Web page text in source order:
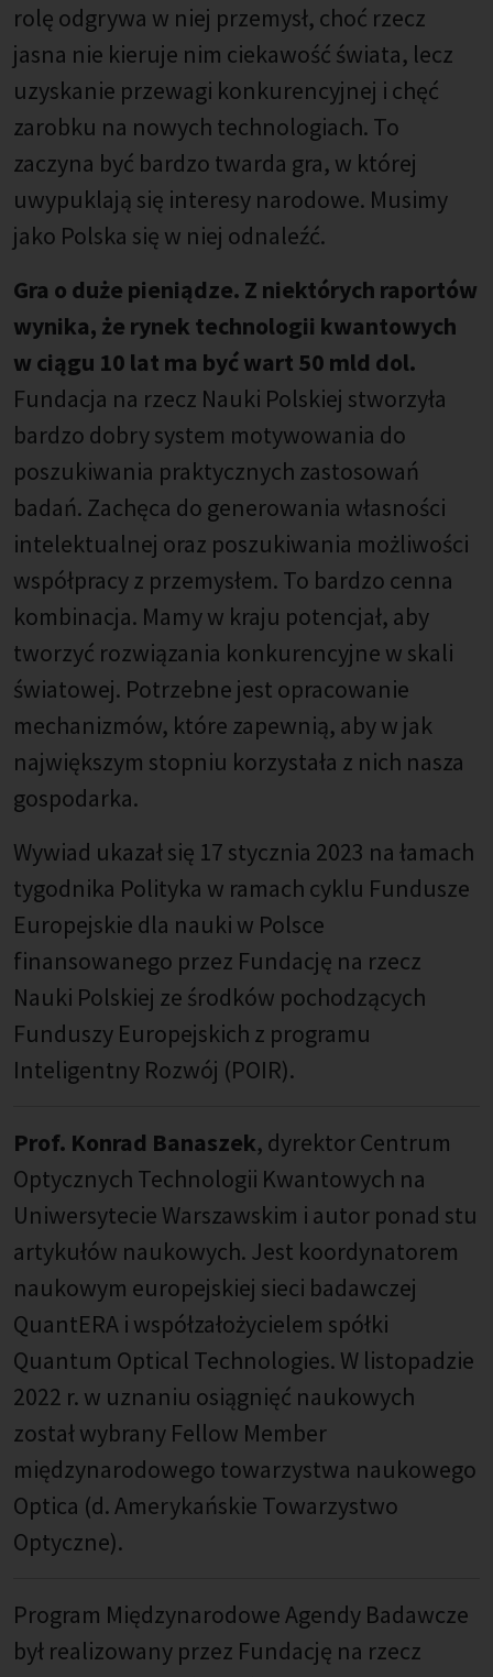
rolę odgrywa w niej przemysł, choć rzecz
jasna nie kieruje nim ciekawość świata, lecz
uzyskanie przewagi konkurencyjnej i chęć
zarobku na nowych technologiach. To
zaczyna być bardzo twarda gra, w której
uwypuklają się interesy narodowe. Musimy
jako Polska się w niej odnaleźć.
Gra o duże pieniądze. Z niektórych raportów
wynika, że rynek technologii kwantowych
w ciągu 10 lat ma być wart 50 mld dol.
Fundacja na rzecz Nauki Polskiej stworzyła
bardzo dobry system motywowania do
poszukiwania praktycznych zastosowań
badań. Zachęca do generowania własności
intelektualnej oraz poszukiwania możliwości
współpracy z przemysłem. To bardzo cenna
kombinacja. Mamy w kraju potencjał, aby
tworzyć rozwiązania konkurencyjne w skali
światowej. Potrzebne jest opracowanie
mechanizmów, które zapewnią, aby w jak
największym stopniu korzystała z nich nasza
gospodarka.
Wywiad ukazał się 17 stycznia 2023 na łamach
tygodnika Polityka w ramach cyklu Fundusze
Europejskie dla nauki w Polsce
finansowanego przez Fundację na rzecz
Nauki Polskiej ze środków pochodzących
Funduszy Europejskich z programu
Inteligentny Rozwój (POIR).
Prof. Konrad Banaszek, dyrektor Centrum
Optycznych Technologii Kwantowych na
Uniwersytecie Warszawskim i autor ponad stu
artykułów naukowych. Jest koordynatorem
naukowym europejskiej sieci badawczej
QuantERA i współzałożycielem spółki
Quantum Optical Technologies. W listopadzie
2022 r. w uznaniu osiągnięć naukowych
został wybrany Fellow Member
międzynarodowego towarzystwa naukowego
Optica (d. Amerykańskie Towarzystwo
Optyczne).
Program Międzynarodowe Agendy Badawcze
był realizowany przez Fundację na rzecz